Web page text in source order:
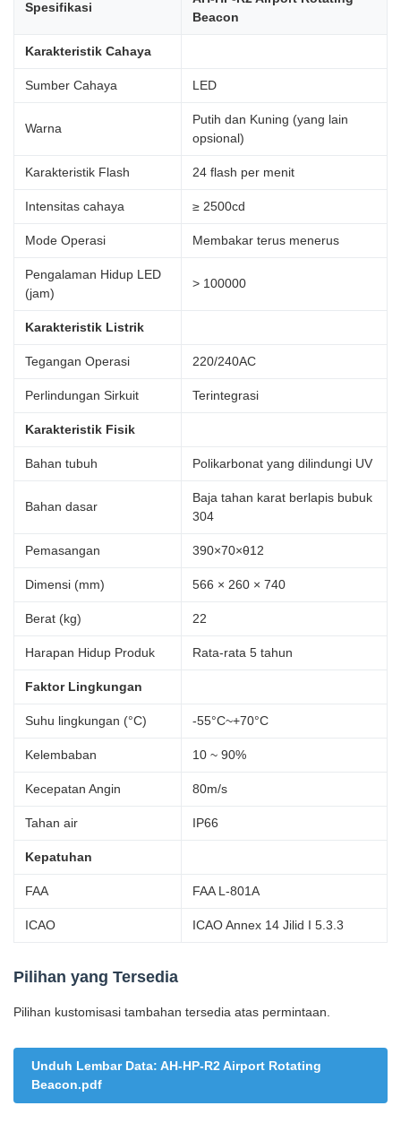
Spesifikasi
Beacon
Karakteristik Cahaya
Sumber Cahaya LED
Warna
Putih dan Kuning (yang lain
opsional)
Karakteristik Flash 24 flash per menit
Intensitas cahaya ≥ 2500cd
Mode Operasi Membakar terus menerus
Pengalaman Hidup LED
(jam)
> 100000
Karakteristik Listrik
Tegangan Operasi 220/240AC
Perlindungan Sirkuit Terintegrasi
Karakteristik Fisik
Bahan tubuh Polikarbonat yang dilindungi UV
Bahan dasar
Baja tahan karat berlapis bubuk
304
Pemasangan 390×70×θ12
Dimensi (mm) 566 × 260 × 740
Berat (kg) 22
Harapan Hidup Produk Rata-rata 5 tahun
Faktor Lingkungan
Suhu lingkungan (°C) -55°C~+70°C
Kelembaban 10 ~ 90%
Kecepatan Angin 80m/s
Tahan air IP66
Kepatuhan
FAA FAA L-801A
ICAO ICAO Annex 14 Jilid I 5.3.3
Pilihan yang Tersedia
Pilihan kustomisasi tambahan tersedia atas permintaan.
Unduh Lembar Data: AH-HP-R2 Airport Rotating
Beacon.pdf